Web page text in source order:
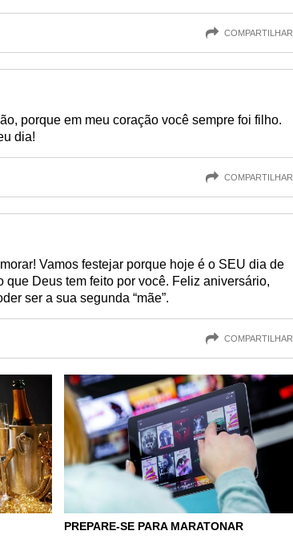
COMPARTILHAR
porque em meu coração você sempre foi filho.
dia!
COMPARTILHAR
Vamos festejar porque hoje é o SEU dia de
que Deus tem feito por você. Feliz aniversário,
ser a sua segunda “mãe”.
COMPARTILHAR
PREPARE-SE PARA MARATONAR